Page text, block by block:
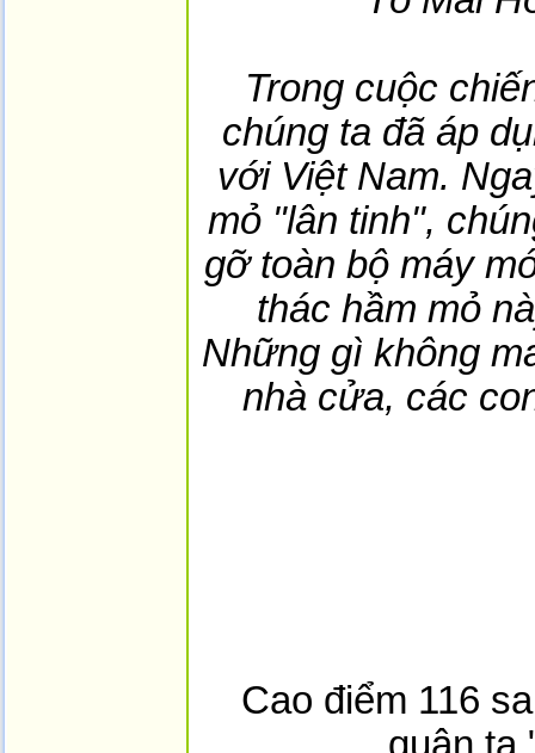
Trong cuộc
chúng ta đã áp
với Việt Nam.
mỏ "lân tinh",
gỡ toàn bộ máy
thác hầm mỏ
Những gì không
nhà cửa, các
Cao điểm 116